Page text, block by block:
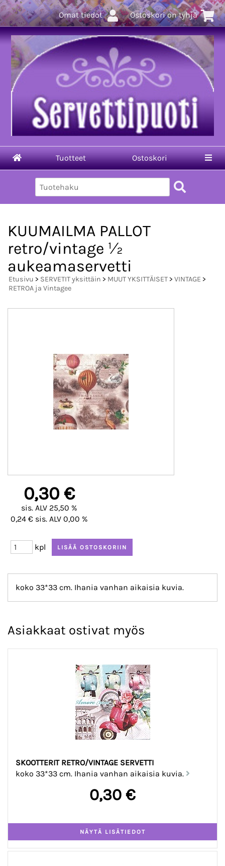
Omat tiedot Ostoskori on tyhjä
Tuotteet Ostoskori
KUUMAILMA PALLOT
retro/vintage ½
aukeamaservetti
Etusivu > SERVETIT yksittäin > MUUT YKSITTÄISET> VINTAGE >
RETROA ja Vintagee
0,30 €
sis. ALV 25,50 %
0,24 € sis. ALV 0,00 %
kpl
koko 33*33 cm. Ihania vanhan aikaisia kuvia.
Asiakkaat ostivat myös
SKOOTTERIT RETRO/VINTAGE SERVETTI
koko 33*33 cm. Ihania vanhan aikaisia kuvia.
0,30 €